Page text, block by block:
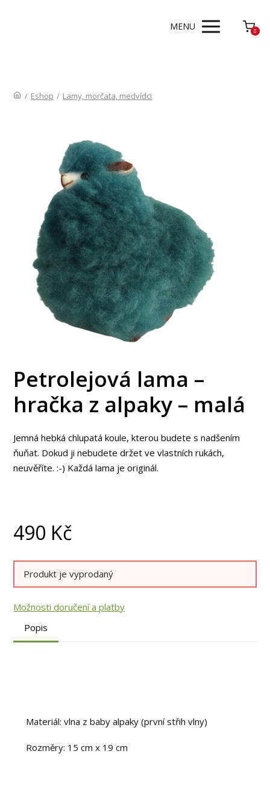
MENU 0
/ Eshop / Lamy, morčata, medvídci
Petrolejová lama –
hračka z alpaky – malá
Jemná hebká chlupatá koule, kterou budete s nadšením
ňuňat. Dokud ji nebudete držet ve vlastních rukách,
neuvěříte. :-) Každá lama je originál.
490 Kč
Produkt je vyprodaný
Možnosti doručení a platby
Popis
Materiál: vlna z baby alpaky (první střih vlny)
Rozměry: 15 cm x 19 cm